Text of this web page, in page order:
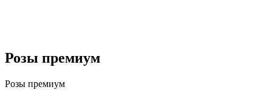
Розы премиум
Розы премиум